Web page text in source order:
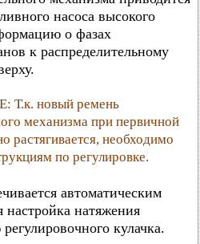
насоса высокого
о фазах
к распределительному
новый ремень
механизма при первичной
растягивается, необходимо
по регулировке.
автоматическим
натяжения
кулачка.